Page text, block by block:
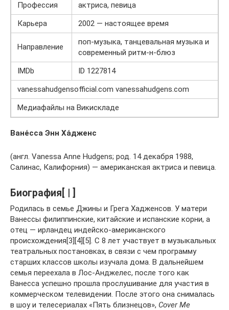
Профессия
актриса, певица
Карьера
2002 — настоящее время
Направление
поп-музыка, танцевальная музыка и
современный ритм-н-блюз
IMDb
ID 1227814
vanessahudgensofficial.com vanessahudgens.com
Медиафайлы на Викискладе
Ване́сса Энн Ха́дженс
(англ. Vanessa Anne Hudgens; род. 14 декабря 1988,
Салинас, Калифорния) — американская актриса и певица.
Биография[ | ]
Родилась в семье Джины и Грега Хадженсов. У матери
Ванессы филиппинские, китайские и испанские корни, а
отец — ирландец индейско-американского
происхождения[3][4][5]. С 8 лет участвует в музыкальных
театральных постановках, в связи с чем программу
старших классов школы изучала дома. В дальнейшем
семья переехала в Лос-Анджелес, после того как
Ванесса успешно прошла прослушивание для участия в
коммерческом телевидении. После этого она снималась
в шоу и телесериалах «Пять близнецов», Cover Me